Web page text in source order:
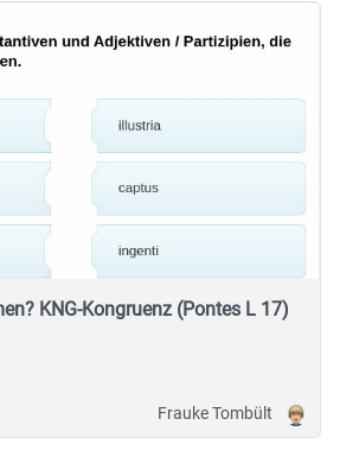
KNG-Kongruenz (Pontes L 17)
Frauke Tombült